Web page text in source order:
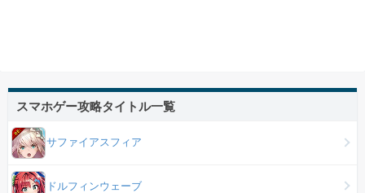
スマホゲー攻略タイトル一覧
サファイアスフィア
ドルフィンウェーブ